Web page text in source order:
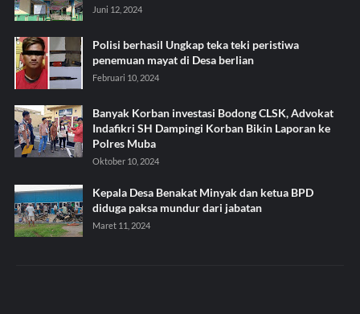
Juni 12, 2024
Polisi berhasil Ungkap teka teki peristiwa
penemuan mayat di Desa berlian
Februari 10, 2024
Banyak Korban investasi Bodong CLSK, Advokat
Indafikri SH Dampingi Korban Bikin Laporan ke
Polres Muba
Oktober 10, 2024
Kepala Desa Benakat Minyak dan ketua BPD
diduga paksa mundur dari jabatan
Maret 11, 2024